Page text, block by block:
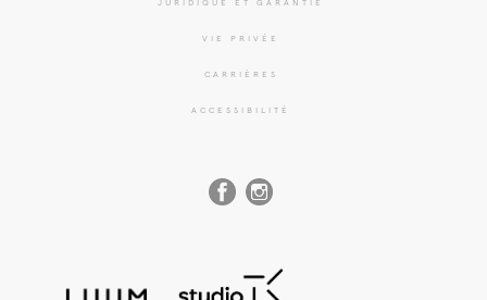
VIE PRIVÉE
CARRIÈRES
ACCESSIBILITÉ